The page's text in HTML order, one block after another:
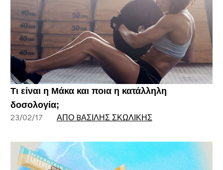
Τι είναι η Μάκα και ποια η κατάλληλη
δοσολογία;
23/02/17 ΑΠΌ BΑΣΊΛΗΣ ΣΚΩΛΊΚΗΣ